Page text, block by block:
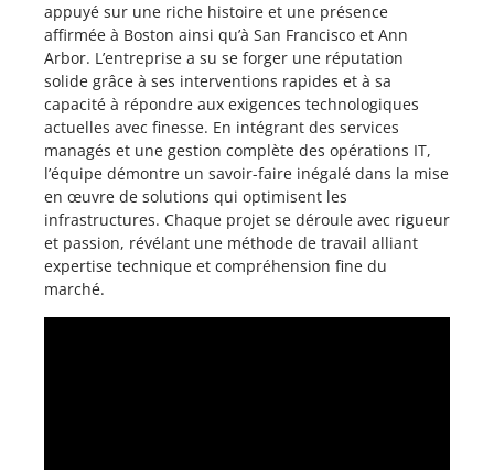
appuyé sur une riche histoire et une présence
affirmée à Boston ainsi qu’à San Francisco et Ann
Arbor. L’entreprise a su se forger une réputation
solide grâce à ses interventions rapides et à sa
capacité à répondre aux exigences technologiques
actuelles avec finesse. En intégrant des services
managés et une gestion complète des opérations IT,
l’équipe démontre un savoir-faire inégalé dans la mise
en œuvre de solutions qui optimisent les
infrastructures. Chaque projet se déroule avec rigueur
et passion, révélant une méthode de travail alliant
expertise technique et compréhension fine du
marché.